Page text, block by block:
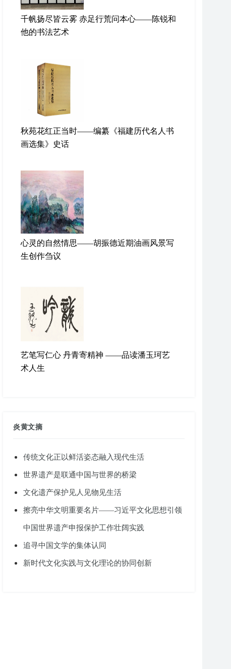
千帆扬尽皆云雾 赤足行荒问本心——陈锐和
他的书法艺术
秋苑花红正当时——编纂《福建历代名人书
画选集》史话
心灵的自然情思——胡振德近期油画风景写
生创作刍议
艺笔写仁心 丹青寄精神 ——品读潘玉珂艺
术人生
炎黄文摘
传统文化正以鲜活姿态融入现代生活
世界遗产是联通中国与世界的桥梁
文化遗产保护见人见物见生活
擦亮中华文明重要名片——习近平文化思想引领
中国世界遗产申报保护工作壮阔实践
追寻中国文学的集体认同
新时代文化实践与文化理论的协同创新